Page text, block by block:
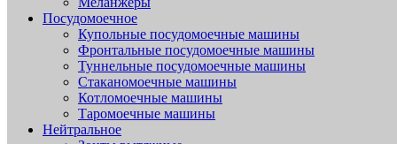
Посудомоечное
Купольные посудомоечные машины
Фронтальные посудомоечные машины
Туннельные посудомоечные машины
Стаканомоечные машины
Котломоечные машины
Таромоечные машины
Нейтральное